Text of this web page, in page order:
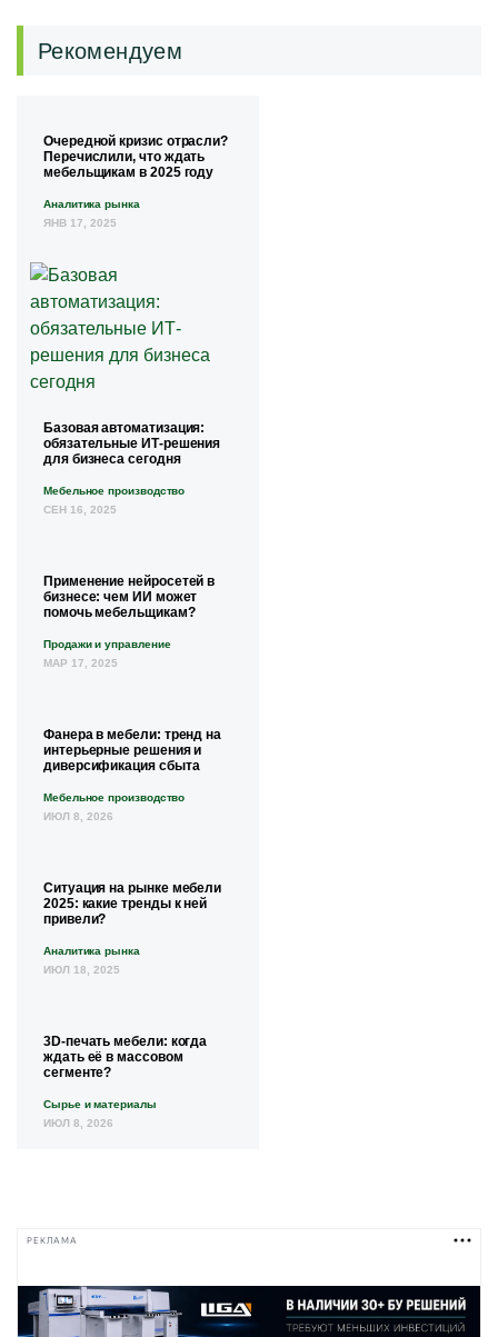
Рекомендуем
Очередной кризис отрасли?
Перечислили, что ждать
мебельщикам в 2025 году
Аналитика рынка
ЯНВ 17, 2025
Базовая автоматизация:
обязательные ИТ-решения
для бизнеса сегодня
Мебельное производство
СЕН 16, 2025
Применение нейросетей в
бизнесе: чем ИИ может
помочь мебельщикам?
Продажи и управление
МАР 17, 2025
Фанера в мебели: тренд на
интерьерные решения и
диверсификация сбыта
Мебельное производство
ИЮЛ 8, 2026
Ситуация на рынке мебели
2025: какие тренды к ней
привели?
Аналитика рынка
ИЮЛ 18, 2025
3D-печать мебели: когда
ждать её в массовом
сегменте?
Сырье и материалы
ИЮЛ 8, 2026
РЕКЛАМА